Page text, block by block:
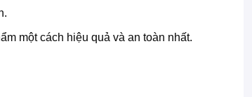
một cách hiệu quả và an toàn nhất.